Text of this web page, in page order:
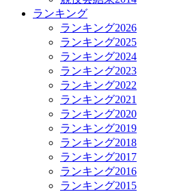
ランキング
ランキング2026
ランキング2025
ランキング2024
ランキング2023
ランキング2022
ランキング2021
ランキング2020
ランキング2019
ランキング2018
ランキング2017
ランキング2016
ランキング2015